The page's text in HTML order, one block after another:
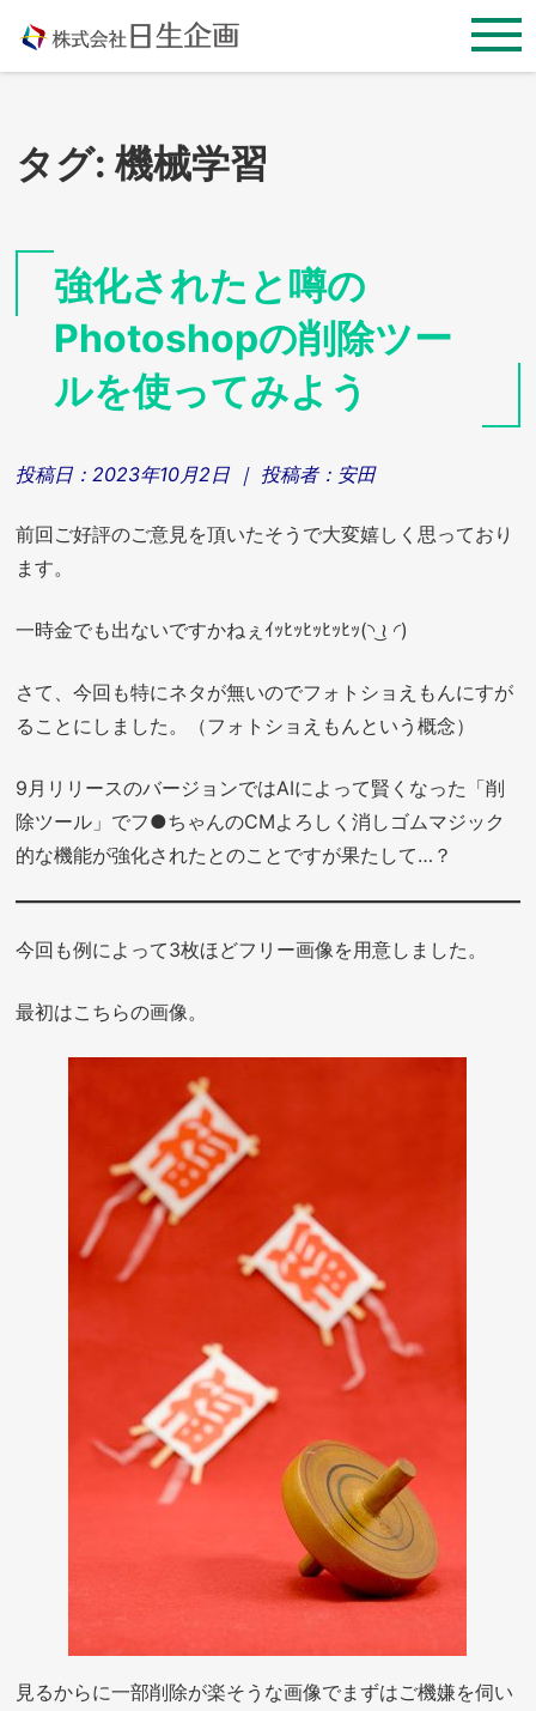
content
タグ:機械学習
強化されたと噂の
Photoshopの削除ツー
ルを使ってみよう
投稿日： 2023年10月2日 ｜ 投稿者： 安田
前回ご好評のご意見を頂いたそうで大変嬉しく思っており
ます。
一時金でも出ないですかねぇｲｯﾋｯﾋｯﾋｯﾋｯ(◝ ͜≀ ◜)
さて、今回も特にネタが無いのでフォトショえもんにすが
ることにしました。（フォトショえもんという概念）
9月リリースのバージョンではAIによって賢くなった「削
除ツール」でフ●ちゃんのCMよろしく消しゴムマジック
的な機能が強化されたとのことですが果たして…？
今回も例によって3枚ほどフリー画像を用意しました。
最初はこちらの画像。
見るからに一部削除が楽そうな画像でまずはご機嫌を伺い